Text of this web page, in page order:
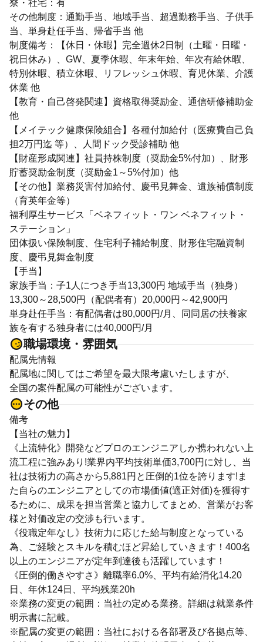
寮・社宅：有
その他制度：通勤手当、地域手当、超過勤務手当、子供手
当、単身赴任手当、帰省手当 他
制度備考：【休日・休暇】完全週休2日制（土曜・日曜・
祝日休み）、GW、夏季休暇、年末年始、年次有給休暇、
特別休暇、積立休暇、リフレッシュ休暇、育児休業、介護
休業 他
【教育・自己啓発関連】資格取得奨励金、通信研修補助金
他
【メイテック健康保険組合】各種付加給付（医療費自己負
担2万円迄 等）、人間ドック受診補助 他
【財産形成関連】社員持株制度（奨励金5%付加）、財形
貯蓄奨励金制度（奨励金1～5%付加）他
【その他】業務災害付加給付、慶弔見舞金、遺族補償制度
（育英年金等）
福利厚生サービス「ベネフィット・ワン ベネフィット・
ステーション」
団体扱い保険制度、住宅利子補給制度、財形住宅融資制
度、慶弔見舞金制度
【手当】
家族手当：子1人につき手当13,300円 地域手当（独身）
13,300～28,500円（配偶者有）20,000円～42,900円
単身赴任手当：有配偶者は80,000円/月、同同居の扶養家
族を有する独身者には40,000円/月
職場環境・雰囲気
配属先情報
配属地に関してはご希望を最大限考慮いたしますが、
全国の案件配属の可能性がございます。
その他
備考
【当社の魅力】
《上流特化》開発などプロのエンジニアしか携われない上
流工程に強みあり!業界内平均技術単価3,700円に対し、当
社は技術力の高さから5,881円と圧倒的1位を誇ります!ま
た自らのエンジニアとしての市場価値(適正対価)を獲得す
るために、成果を担当営業と協力してまとめ、営業がお客
様と対価改定の交渉も行います。
《役職定年なし》技術力に応じた給与制度となっている
為、ご経験とスキルを積むほど昇給していきます！400名
以上のエンジニアが定年到達後も活躍しています！
《圧倒的働きやすさ》離職率6.0%、平均有給消化14.20
日、年休124日、平均残業20h
※業務の変更の範囲：当社の定める業務。詳細は就業条件
明示書に記載。
※配属の変更の範囲：当社における各部署及び各拠点等、